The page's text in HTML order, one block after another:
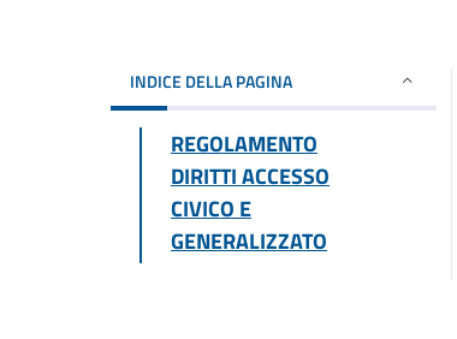
INDICE DELLA PAGINA
REGOLAMENTO
DIRITTI ACCESSO
CIVICO E
GENERALIZZATO